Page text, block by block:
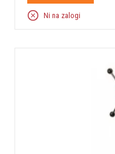
Ni na zalogi